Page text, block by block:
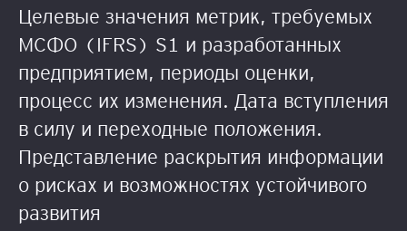
Целевые значения метрик, требуемых
МСФО (IFRS) S1 и разработанных
предприятием, периоды оценки,
процесс их изменения. Дата вступления
в силу и переходные положения.
Представление раскрытия информации
о рисках и возможностях устойчивого
развития